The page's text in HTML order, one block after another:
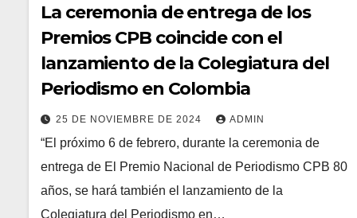
La ceremonia de entrega de los
Premios CPB coincide con el
lanzamiento de la Colegiatura del
Periodismo en Colombia
25 DE NOVIEMBRE DE 2024 ADMIN
“El próximo 6 de febrero, durante la ceremonia de
entrega de El Premio Nacional de Periodismo CPB 80
años, se hará también el lanzamiento de la
Colegiatura del Periodismo en…